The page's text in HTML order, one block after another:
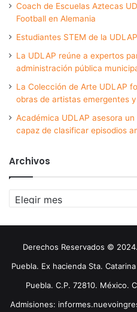
Coach de Escuelas Aztecas
Football en Alemania
Estudiantes STEM de la
La UDLAP reúne a expertos
administración pública
La Colección de Arte UDLAP
obras de artistas emergentes
Académica UDLAP asesora
capaz de clasificar episodios
Archivos
Archivos
Derechos Reservados ©
Puebla. Ex hacienda Sta.
Puebla. C.P. 72810. México.
Admisiones: